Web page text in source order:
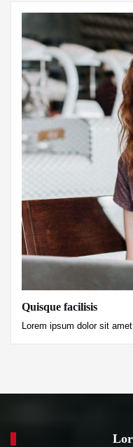
Quisque facilisis
Lorem ipsum dolor sit